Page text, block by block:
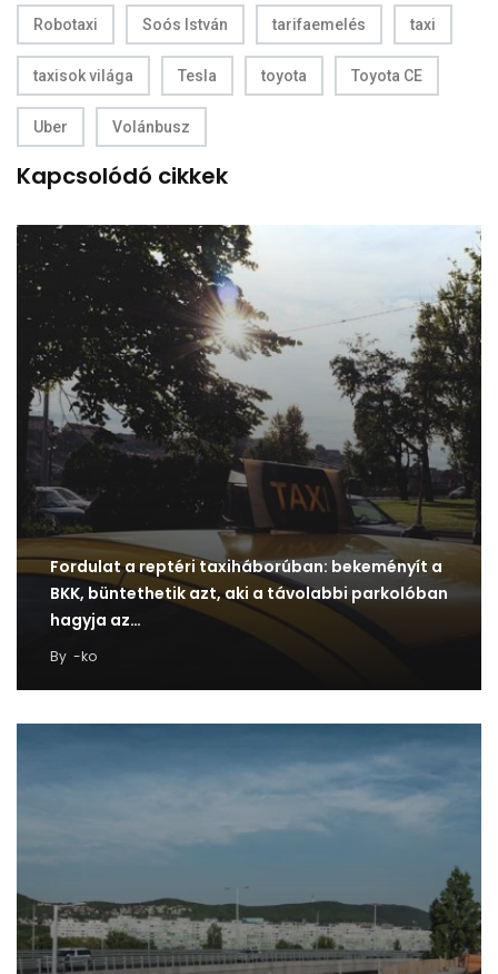
Robotaxi Soós István tarifaemelés taxi
taxisok világa Tesla toyota Toyota CE
Uber Volánbusz
Kapcsolódó cikkek
Fordulat a reptéri taxiháborúban: bekeményít a
BKK, büntethetik azt, aki a távolabbi parkolóban
hagyja az…
By -ko